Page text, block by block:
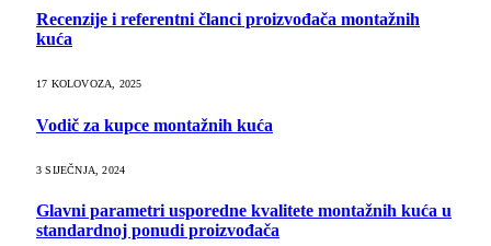
Recenzije i referentni članci proizvođača montažnih
kuća
17 KOLOVOZA, 2025
Vodič za kupce montažnih kuća
3 SIJEČNJA, 2024
Glavni parametri usporedne kvalitete montažnih kuća u
standardnoj ponudi proizvođača